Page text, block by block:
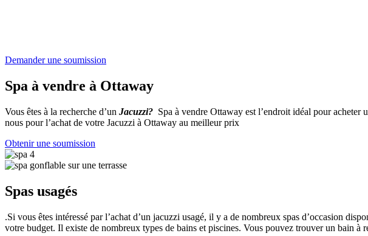
Demander une soumission
Spa à vendre à Ottaway
Vous êtes à la recherche d’un Jacuzzi? Spa à vendre Ottaway est l’endroit idéal pour
nous pour l’achat de votre Jacuzzi à Ottaway au meilleur prix
Obtenir une soumission
Spas usagés
.Si vous êtes intéressé par l’achat d’un jacuzzi usagé, il y a de nombreux spas d’occasion
votre budget. Il existe de nombreux types de bains et piscines. Vous pouvez trouver un bain à